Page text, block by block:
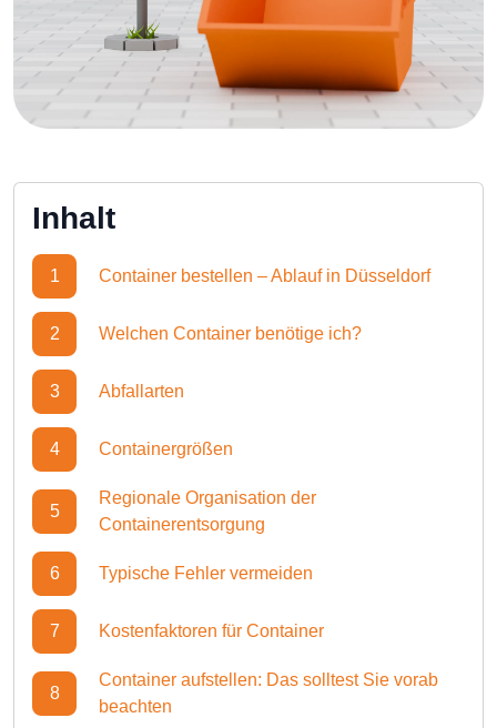
Inhalt
1 Container bestellen – Ablauf in Düsseldorf
2 Welchen Container benötige ich?
3 Abfallarten
4 Containergrößen
5
Regionale Organisation der
Containerentsorgung
6 Typische Fehler vermeiden
7 Kostenfaktoren für Container
8
Container aufstellen: Das solltest Sie vorab
beachten